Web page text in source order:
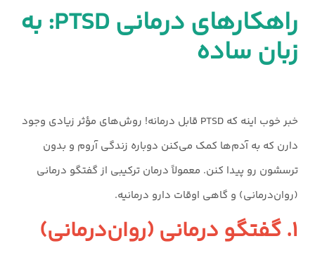
راهکارهای درمانی PTSD: به
زبان ساده
خبر خوب اینه که PTSD قابل درمانه! روش‌های مؤثر زیادی وجود
دارن که به آدم‌ها کمک می‌کنن دوباره زندگی آروم و بدون
ترسشون رو پیدا کنن. معمولاً درمان ترکیبی از گفتگو درمانی
(روان‌درمانی) و گاهی اوقات دارو درمانیه.
۱. گفتگو درمانی (روان‌درمانی)